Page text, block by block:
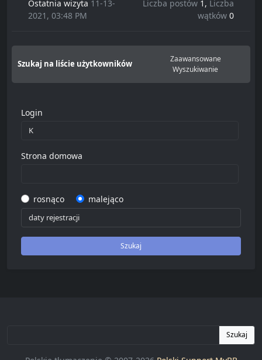
Ostatnia wizyta 11-13-
2021, 03:48 PM
Liczba postów 1, Liczba
wątków 0
Szukaj na liście użytkowników
Zaawansowane
Wyszukiwanie
Login
Strona domowa
rosnąco malejąco
Szukaj